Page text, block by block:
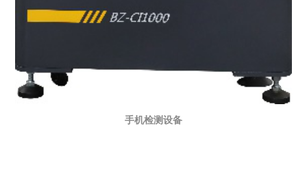
手机检测设备